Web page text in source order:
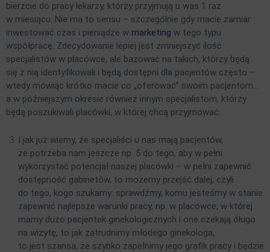
bierzcie do pracy lekarzy, którzy przyjmują u was 1 raz
w miesiącu. Nie ma to sensu – szczególnie gdy macie zamiar
inwestować czas i pieniądze w marketing w tego typu
współpracę. Zdecydowanie lepiej jest zmniejszyć ilość
specjalistów w placówce, ale bazować na takich, którzy będą
się z nią identyfikowali i będą dostępni dla pacjentów często –
wtedy mówiąc krótko macie co „oferować” swoim pacjentom…
a w późniejszym okresie również innym specjalistom, którzy
będą poszukiwali placówki, w której chcą przyjmować.
I jak już wiemy, że specjaliści u nas mają pacjentów,
że potrzeba nam jeszcze np. 5 do tego, aby w pełni
wykorzystać potencjał naszej placówki – w pełni zapewnić
dostępność gabinetów, to możemy przejść dalej, czyli
do tego, kogo szukamy: sprawdźmy, komu jesteśmy w stanie
zapewnić najlepsze warunki pracy, np. w placówce, w której
mamy dużo pacjentek ginekologicznych i one czekają długo
na wizytę, to jak zatrudnimy młodego ginekologa,
to jest szansa, że szybko zapełnimy jego grafik pracy i będzie